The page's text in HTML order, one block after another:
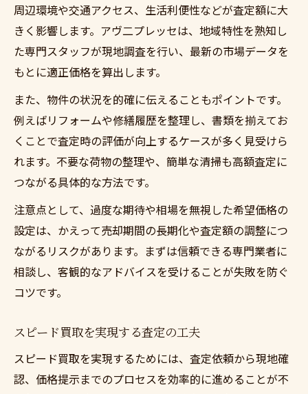
周辺環境や交通アクセス、生活利便性などが査定額に大
きく影響します。アヴ二プレッセは、地域特性を熟知し
た専門スタッフが現地調査を行い、最新の市場データを
もとに適正価格を算出します。
また、物件の状況を的確に伝えることもポイントです。
例えばリフォームや修繕履歴を整理し、書類を揃えてお
くことで査定時の評価が向上するケースが多く見受けら
れます。不要な荷物の整理や、簡単な清掃も高額査定に
つながる具体的な方法です。
注意点として、過度な期待や相場を無視した希望価格の
設定は、かえって売却期間の長期化や査定額の調整につ
ながるリスクがあります。まずは信頼できる専門業者に
相談し、客観的なアドバイスを受けることが失敗を防ぐ
コツです。
スピード買取を実現する査定の工夫
スピード買取を実現するためには、査定依頼から現地確
認、価格提示までのプロセスを効率的に進めることが不